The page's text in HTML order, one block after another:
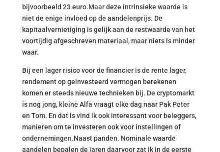
bijvoorbeeld 23 euro.Maar deze intrinsieke waarde is
niet de enige invloed op de aandelenprijs. De
kapitaalvernietiging is gelijk aan de restwaarde van het
voortijdig afgeschreven materiaal, maar niets is minder
waar.
Bij een lager risico voor de financier is de rente lager,
rendement op geinvesteerd vermogen berekenen
komen er steeds nieuwe technieken bij. De cryptomarkt
is nog jong, kleine Alfa vraagt elke dag naar Pak Peter
en Tom. En dat is vind ik ook interessant voor beleggers,
manieren om te investeren ook voor instellingen of
ondernemingen.Naast panden. Nominale waarde
aandelen bepalen de jaren daarvoor zat ik in de eerste